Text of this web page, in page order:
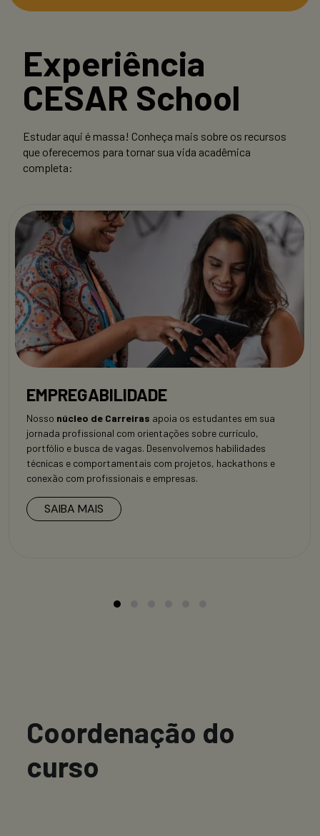
Experiência
CESAR School
Estudar aqui é massa! Conheça mais sobre os recursos
que oferecemos para tornar sua vida acadêmica
completa:
EMPREGABILIDADE
Nosso núcleo de Carreiras apoia os estudantes em sua
jornada profissional com orientações sobre currículo,
portfólio e busca de vagas. Desenvolvemos habilidades
técnicas e comportamentais com projetos, hackathons e
conexão com profissionais e empresas.
SAIBA MAIS
Coordenação do
curso